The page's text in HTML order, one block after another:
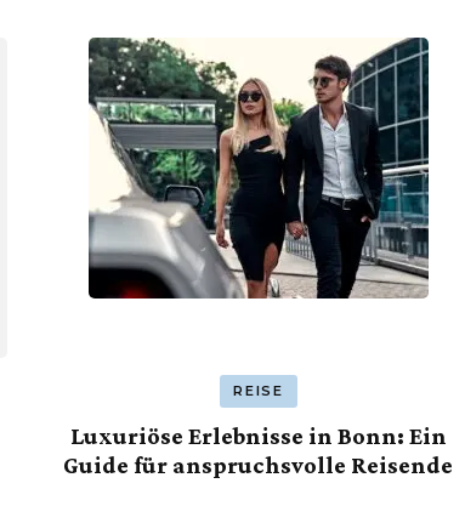
REISE
Luxuriöse Erlebnisse in Bonn: Ein
Guide für anspruchsvolle Reisende